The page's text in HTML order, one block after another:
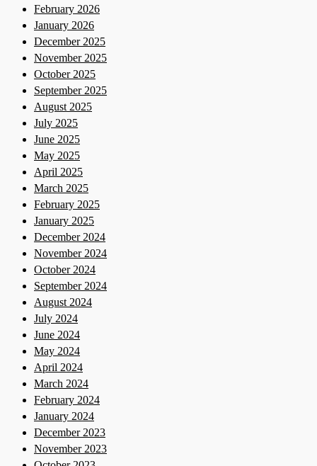
February 2026
January 2026
December 2025
November 2025
October 2025
September 2025
August 2025
July 2025
June 2025
May 2025
April 2025
March 2025
February 2025
January 2025
December 2024
November 2024
October 2024
September 2024
August 2024
July 2024
June 2024
May 2024
April 2024
March 2024
February 2024
January 2024
December 2023
November 2023